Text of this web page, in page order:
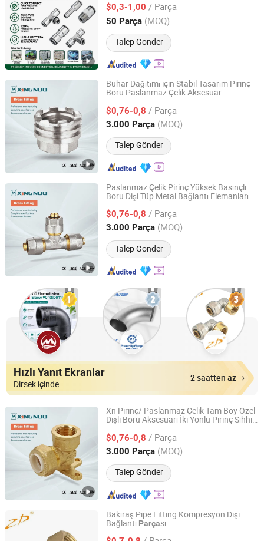
$0,3-1,00 / Parça
50 Parça (MOQ)
Talep Gönder
Zhejiang, China Fiyat 2021
Buhar Dağıtımı için Stabil Tasarım Pirinç
Boru Paslanmaz Çelik Aksesuar
$0,76-0,8 / Parça
3.000 Parça (MOQ)
Talep Gönder
TAIZHOU XINGNUO TECHNOLOGY CO., LTD.
Zhejiang, China Fiyat 2011
Paslanmaz Çelik Pirinç Yüksek Basınçlı
Boru Dişi Tüp Metal Bağlantı Elemanları
$0,76-0,8 / Parça
3.000 Parça (MOQ)
Talep Gönder
TAIZHOU XINGNUO TECHNOLOGY CO., LTD.
Zhejiang, China Fiyat 2011
Hızlı Yanıt Ekranlar
Dirsek içinde
2 saatten az
Xn Pirinç/ Paslanmaz Çelik Tam Boy Özel
Dişli Boru Aksesuarı İki Yönlü Pirinç Sıhhi
Dirsek Birleşimi 1/2 Inch~1" Pirinç
$0,76-0,8 / Parça
3.000 Parça (MOQ)
Talep Gönder
TAIZHOU XINGNUO TECHNOLOGY CO., LTD.
Zhejiang, China Fiyat 2011
Bakıraş Pipe Fitting Kompresyon Dişi
Bağlantı Parçası
YUHUAN ZHONGDA BRASS INDUSTRY CO., LTD.